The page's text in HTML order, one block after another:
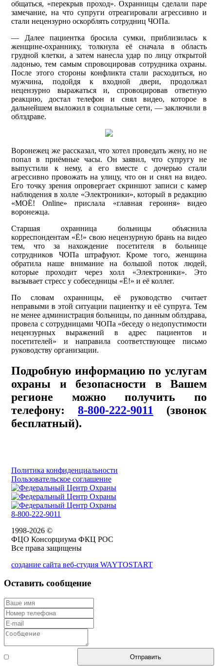
общаться, «перекрыв проход». Охранницы сделали паре
замечание, на что супруги отреагировали агрессивно и
стали нецензурно оскорблять сотрудниц ЧОПа.
— Далее пациентка бросила сумки, приблизилась к
женщине-охраннику, толкнула её сначала в область
грудной клетки, а затем нанесла удар по лицу открытой
ладонью, тем самым спровоцировав сотрудника охраны.
После этого стороны конфликта стали расходиться, но
мужчина, подойдя к входной двери, продолжал
нецензурно выражаться и, спровоцировав ответную
реакцию, достал телефон и снял видео, которое в
дальнейшем выложил в социальные сети, — заключили в
облздраве.
Воронежец же рассказал, что хотел проведать жену, но не
попал в приёмные часы. Он заявил, что супругу не
выпустили к нему, а его вместе с дочерью стали
агрессивно провожать на улицу, что он и снял на видео.
Его точку зрения опровергает скриншот записи с камер
наблюдения в холле «Электроники», который в редакцию
«МОЁ! Online» прислала «главная героиня» видео
воронежца.
Старшая охранница больницы объяснила
корреспондентам «Ё!» свою нецензурную брань на видео
тем, что за нахождение посетителя в больнице
сотрудников ЧОПа штрафуют. Кроме того, женщина
обратила наше внимание на большой поток людей,
которые проходит через холл «Электроники». Это
вызывает стресс у собеседницы «Ё!» и её коллег.
По словам охранницы, её руководство считает
неправыми в этой ситуации пациентку и её супруга. Тем
не менее администрация больницы, по данным облздрава,
провела с сотрудницами ЧОПа «беседу о недопустимости
нецензурных выражений в адрес пациентов и
посетителей» и направила соответствующее письмо
руководству организации.
Подробную информацию по услугам
охраны и безопасности в Вашем
регионе можно получить по
телефону: 8-800-222-9011 (звонок
бесплатный).
Политика конфиденциальности
Пользовательское соглашение
8-800-222-9011
1998-2026 ©
ФЦО Консорциума ФКЦ РОС
Все права защищены
создание сайта веб-студия WAYTOSTART
Оставить сообщение
Отправить